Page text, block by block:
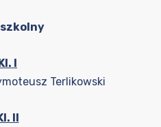
I
Terlikowski
II